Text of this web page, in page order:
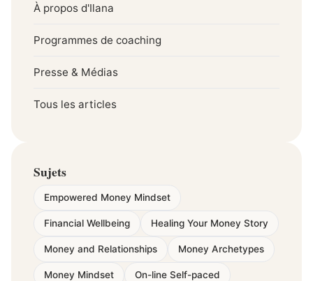
À propos d'Ilana
Programmes de coaching
Presse & Médias
Tous les articles
Sujets
Empowered Money Mindset
Financial Wellbeing Healing Your Money Story
Money and Relationships Money Archetypes
Money Mindset On-line Self-paced